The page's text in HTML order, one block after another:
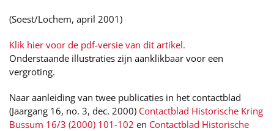
(Soest/Lochem, april 2001)
Klik hier voor de pdf-versie van dit artikel.
Onderstaande illustraties zijn aanklikbaar voor een
vergroting.
Naar aanleiding van twee publicaties in het contactblad
(Jaargang 16, no. 3, dec. 2000) Contactblad Historische Kring
Bussum 16/3 (2000) 101-102 en Contactblad Historische